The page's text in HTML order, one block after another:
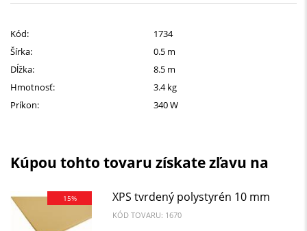
Kód:
1734
Šírka:
0.5 m
Dĺžka:
8.5 m
Hmotnosť:
3.4 kg
Príkon:
340 W
Kúpou tohto tovaru získate zľavu na
15% XPS tvrdený polystyrén 10 mm
KÓD TOVARU: 1670